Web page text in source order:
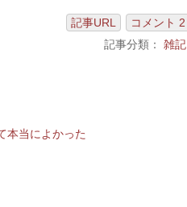
記事URL
コメント 2
記事分類： 雑記
本当によかった